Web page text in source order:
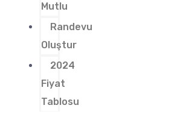
Mutlu
Randevu
Oluştur
2024
Fiyat
Tablosu